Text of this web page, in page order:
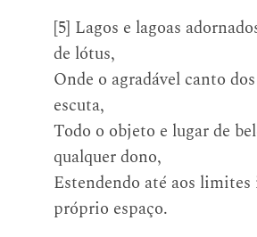
[5] Lagos e lagoas
de lótus,
Onde o agradável canto
escuta,
Todo o objeto e lugar de
qualquer dono,
Estendendo até aos
próprio espaço.